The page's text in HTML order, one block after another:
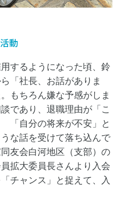
動
するようになった頃、鈴
「社長、お話がありま
もちろん嫌な予感がしま
であり、退職理由が「こ
「自分の将来が不安」と
な話を受けて落ち込んで
友会白河地区（支部）の
拡大委員長さんより入会
チャンス」と捉えて、入